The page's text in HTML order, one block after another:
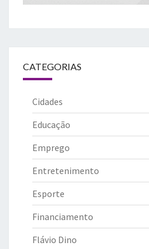
CATEGORIAS
Cidades
Educação
Emprego
Entretenimento
Esporte
Financiamento
Flávio Dino